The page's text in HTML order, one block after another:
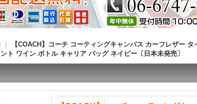
【COACH】コーチ コーティングキャンバス カーフレザー タ
ト ワイン ボトル キャリア バッグ ネイビー〔日本未発売〕